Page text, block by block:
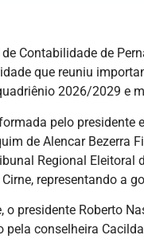
Contabilidade de
que reuniu
2026/2029 e
pelo presidente
de Alencar Bezerra
Regional Eleitoral
representando a
o presidente Roberto
pela conselheira